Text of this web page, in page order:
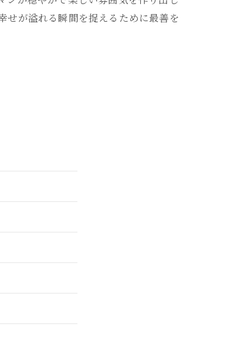
せが溢れる瞬間を捉えるために最善を